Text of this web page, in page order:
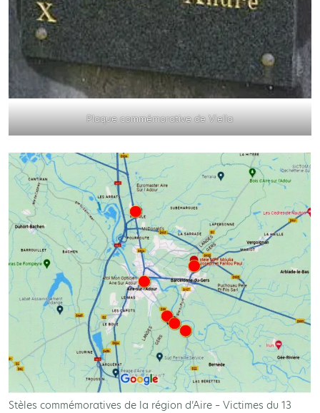
Plaque commémorative de Viella
Stèles commémoratives de la région d’Aire – Victimes du 13